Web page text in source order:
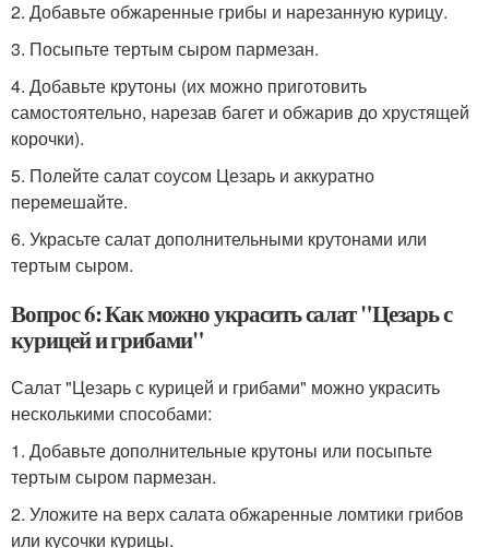
2. Добавьте обжаренные грибы и нарезанную курицу.
3. Посыпьте тертым сыром пармезан.
4. Добавьте крутоны (их можно приготовить
самостоятельно, нарезав багет и обжарив до хрустящей
корочки).
5. Полейте салат соусом Цезарь и аккуратно
перемешайте.
6. Украсьте салат дополнительными крутонами или
тертым сыром.
Вопрос 6: Как можно украсить салат "Цезарь с
курицей и грибами"
Салат "Цезарь с курицей и грибами" можно украсить
несколькими способами:
1. Добавьте дополнительные крутоны или посыпьте
тертым сыром пармезан.
2. Уложите на верх салата обжаренные ломтики грибов
или кусочки курицы.